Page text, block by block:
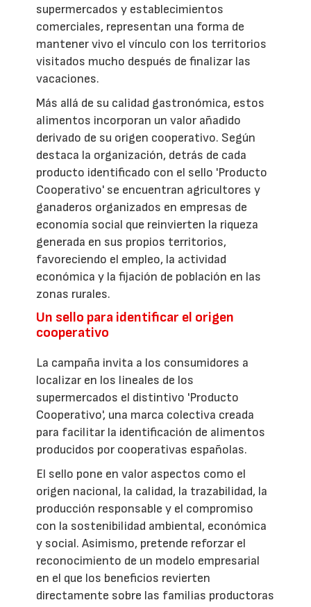
supermercados y establecimientos
comerciales, representan una forma de
mantener vivo el vínculo con los territorios
visitados mucho después de finalizar las
vacaciones.
Más allá de su calidad gastronómica, estos
alimentos incorporan un valor añadido
derivado de su origen cooperativo. Según
destaca la organización, detrás de cada
producto identificado con el sello 'Producto
Cooperativo' se encuentran agricultores y
ganaderos organizados en empresas de
economía social que reinvierten la riqueza
generada en sus propios territorios,
favoreciendo el empleo, la actividad
económica y la fijación de población en las
zonas rurales.
Un sello para identificar el origen
cooperativo
La campaña invita a los consumidores a
localizar en los lineales de los
supermercados el distintivo 'Producto
Cooperativo', una marca colectiva creada
para facilitar la identificación de alimentos
producidos por cooperativas españolas.
El sello pone en valor aspectos como el
origen nacional, la calidad, la trazabilidad, la
producción responsable y el compromiso
con la sostenibilidad ambiental, económica
y social. Asimismo, pretende reforzar el
reconocimiento de un modelo empresarial
en el que los beneficios revierten
directamente sobre las familias productoras